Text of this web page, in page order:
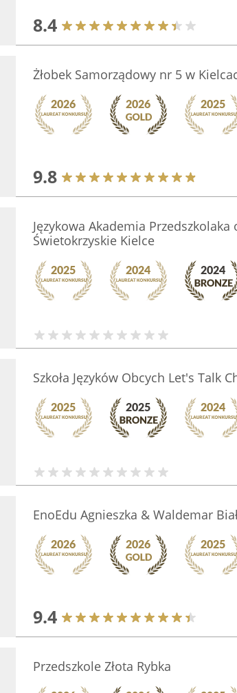
8.4
Żłobek Samorządowy nr 5 w
9.8
Językowa Akademia Przedszkolaka
Świetokrzyskie Kielce
Szkoła Języków Obcych Let's Talk
EnoEdu Agnieszka & Waldemar
9.4
Przedszkole Złota Rybka